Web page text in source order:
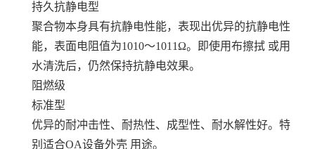
持久抗静电型
聚合物本身具有抗静电性能，表现出优异的抗静电性
能，表面电阻值为1010～1011Ω。即使用布擦拭 或用
水清洗后，仍然保持抗静电效果。
阻燃级
标准型
优异的耐冲击性、耐热性、成型性、耐水解性好。特
别适合OA设备外壳 用途。